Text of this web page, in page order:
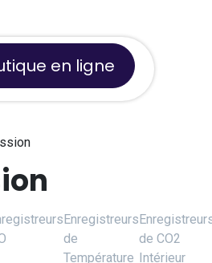
en ligne
Enregistreurs
de
Température
de CO2
Intérieur